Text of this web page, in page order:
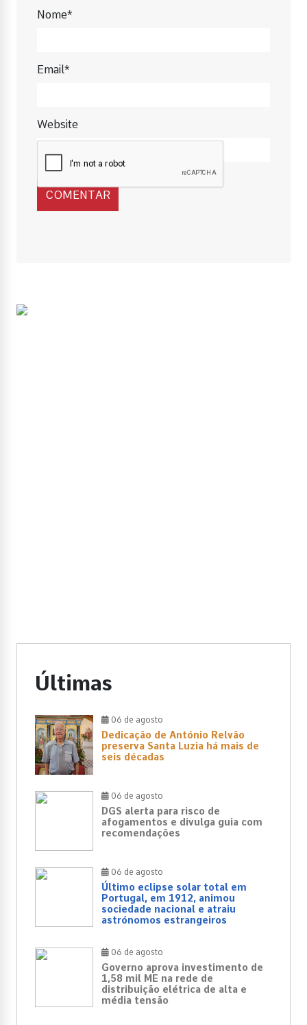
Nome*
Email*
Website
Últimas
06 de agosto
Dedicação de António Relvão
preserva Santa Luzia há mais de
seis décadas
06 de agosto
DGS alerta para risco de
afogamentos e divulga guia com
recomendações
06 de agosto
Último eclipse solar total em
Portugal, em 1912, animou
sociedade nacional e atraiu
astrónomos estrangeiros
06 de agosto
Governo aprova investimento de
1,58 mil ME na rede de
distribuição elétrica de alta e
média tensão